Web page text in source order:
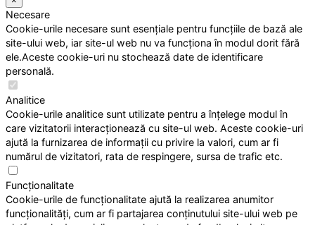
Necesare
Cookie-urile necesare sunt esențiale pentru funcțiile de bază ale
site-ului web, iar site-ul web nu va funcționa în modul dorit fără
ele.Aceste cookie-uri nu stochează date de identificare
personală.
Analitice
Cookie-urile analitice sunt utilizate pentru a înțelege modul în
care vizitatorii interacționează cu site-ul web. Aceste cookie-uri
ajută la furnizarea de informații cu privire la valori, cum ar fi
numărul de vizitatori, rata de respingere, sursa de trafic etc.
Funcționalitate
Cookie-urile de funcționalitate ajută la realizarea anumitor
funcționalități, cum ar fi partajarea conținutului site-ului web pe